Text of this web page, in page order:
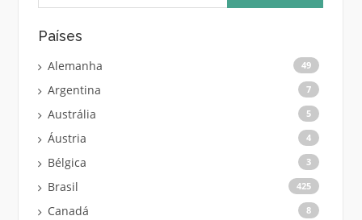
Países
Alemanha 49
Argentina 7
Austrália 5
Áustria 4
Bélgica 3
Brasil 425
Canadá 8